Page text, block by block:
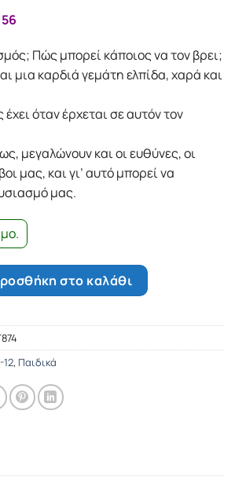
56
Πώς µπορεί κάποιος να τον βρει;
µια καρδιά γεµάτη ελπίδα, χαρά και
όταν έρχεται σε αυτόν τον
µεγαλώνουν και οι ευθύνες, οι
µας, και γι’ αυτό µπορεί να
µας.
- Και πώς να προσθέσεις ζωή στη ζωή
στο καλάθι
12, Παιδικά